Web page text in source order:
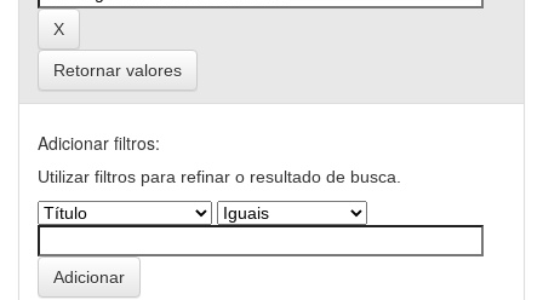
Retornar valores
Adicionar filtros:
Utilizar filtros para refinar o resultado de busca.